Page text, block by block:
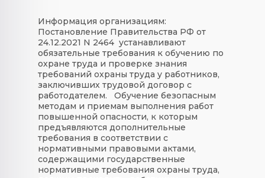
Информация организациям:
Постановление Правительства РФ от
24.12.2021 N 2464 устанавливают
обязательные требования к обучению по
охране труда и проверке знания
требований охраны труда у работников,
заключивших трудовой договор с
работодателем.
Обучение безопасным
методам и приемам выполнения работ
повышенной опасности, к которым
предъявляются дополнительные
требования в соответствии с
нормативными правовыми актами,
содержащими государственные
нормативные требования охраны труда,